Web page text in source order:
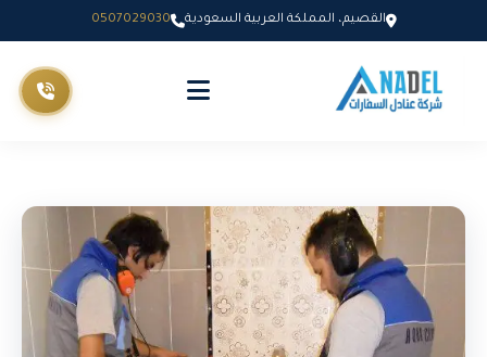
القصيم، المملكة العربية السعودية 0507029030